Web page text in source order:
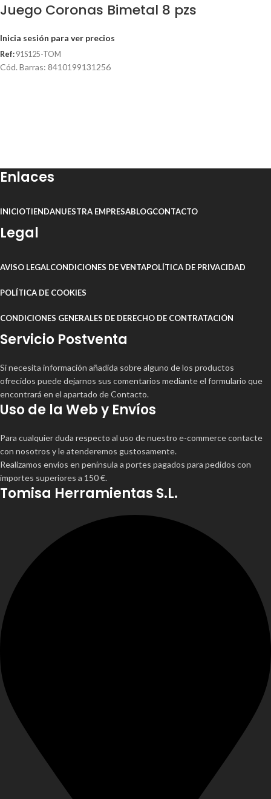
Juego Coronas Bimetal 8 pzs
Inicia sesión para ver precios
Ref: 91S125-TOM
Cód. Barras: 8410199131256
Enlaces
INICIOTIENDANUESTRA EMPRESABLOGCONTACTO
Legal
AVISO LEGALCONDICIONES DE VENTAPOLÍTICA DE PRIVACIDAD
POLÍTICA DE COOKIES
CONDICIONES GENERALES DE DERECHO DE CONTRATACIÓN
Servicio Postventa
Si necesita información añadida sobre alguno de los productos
ofrecidos puede dejarnos sus comentarios mediante el formulario que
encontrará en el apartado de Contacto.
Uso de la Web y Envíos
Para cualquier duda respecto al uso de nuestro e-commerce contacte
con nosotros y le atenderemos gustosamente.
Realizamos envíos en península a portes pagados para pedidos con
importes superiores a 150 €.
Tomisa Herramientas S.L.